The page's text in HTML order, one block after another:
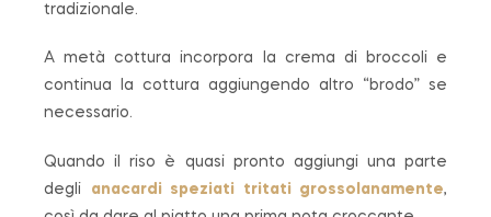
tradizionale.
A metà cottura incorpora la crema di broccoli e
continua la cottura aggiungendo altro “brodo” se
necessario.
Quando il riso è quasi pronto aggiungi una parte
degli
anacardi speziati tritati grossolanamente,